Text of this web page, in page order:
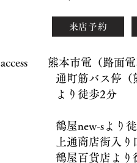
来店予約
access 熊本市電（路面電
通町筋バス停（熊本
より徒歩2分
鶴屋new-sより徒
上通商店街入り口（
鶴屋百貨店より徒